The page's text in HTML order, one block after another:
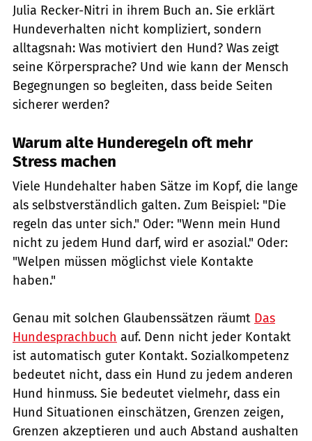
Julia Recker-Nitri in ihrem Buch an. Sie erklärt
Hundeverhalten nicht kompliziert, sondern
alltagsnah: Was motiviert den Hund? Was zeigt
seine Körpersprache? Und wie kann der Mensch
Begegnungen so begleiten, dass beide Seiten
sicherer werden?
Warum alte Hunderegeln oft mehr
Stress machen
Viele Hundehalter haben Sätze im Kopf, die lange
als selbstverständlich galten. Zum Beispiel: "Die
regeln das unter sich." Oder: "Wenn mein Hund
nicht zu jedem Hund darf, wird er asozial." Oder:
"Welpen müssen möglichst viele Kontakte
haben."
Genau mit solchen Glaubenssätzen räumt Das
Hundesprachbuch auf. Denn nicht jeder Kontakt
ist automatisch guter Kontakt. Sozialkompetenz
bedeutet nicht, dass ein Hund zu jedem anderen
Hund hinmuss. Sie bedeutet vielmehr, dass ein
Hund Situationen einschätzen, Grenzen zeigen,
Grenzen akzeptieren und auch Abstand aushalten